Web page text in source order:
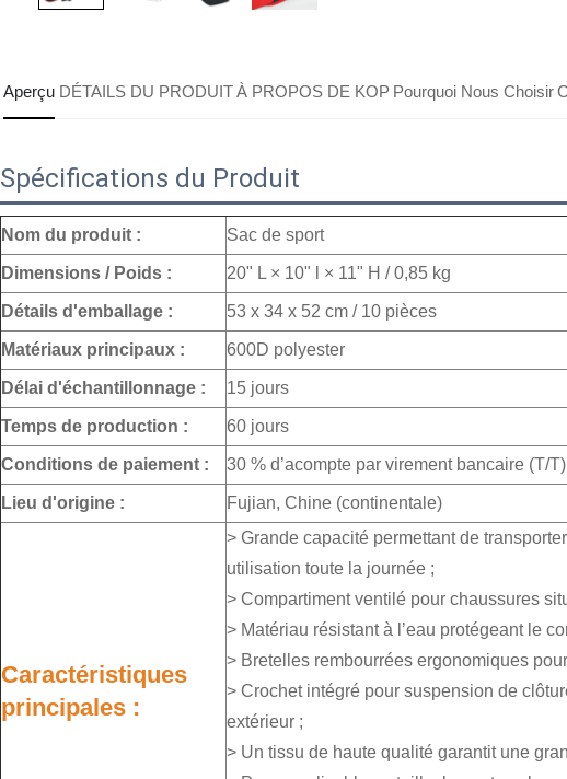
Aperçu DÉTAILS DU PRODUIT À PROPOS DE KOP Pourquoi Nous Choisir
Spécifications du Produit
Nom du produit : Sac de sport
Dimensions / Poids : 20" L × 10" l × 11" H / 0,85 kg
Détails d'emballage : 53 x 34 x 52 cm / 10 pièces
Matériaux principaux : 600D polyester
Délai d'échantillonnage : 15 jours
Temps de production : 60 jours
Conditions de paiement : 30 % d’acompte par virement bancaire (T/
Lieu d'origine : Fujian, Chine (continentale)
Caractéristiques
principales :
> Grande capacité permettant de
utilisation toute la journée ;
> Compartiment ventilé pour chaussures
> Matériau résistant à l’eau protégeant le
> Bretelles rembourrées ergonomiques
> Crochet intégré pour suspension de
extérieur ;
> Un tissu de haute qualité garantit une